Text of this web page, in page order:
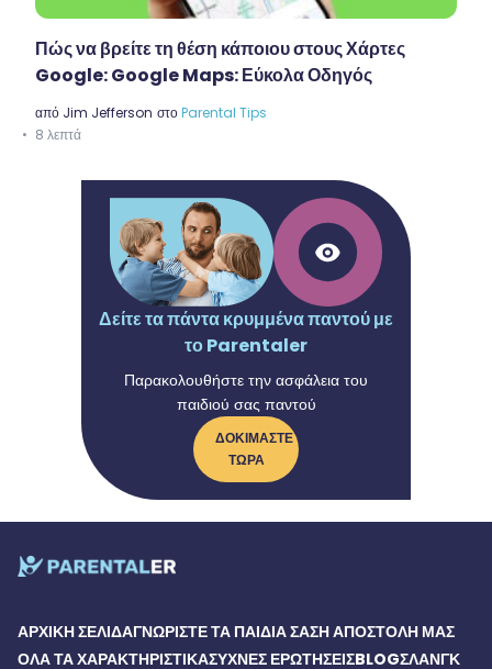
Πώς να βρείτε τη θέση κάποιου στους Χάρτες
Google: Google Maps: Εύκολα Οδηγός
από Jim Jefferson στοParental Tips
8 λεπτά
Δείτε τα πάντα κρυμμένα παντού με
το Parentaler
Παρακολουθήστε την ασφάλεια του
παιδιού σας παντού
ΔΟΚΙΜΆΣΤΕ
ΤΏΡΑ
ΑΡΧΙΚΉ ΣΕΛΊΔΑΓΝΩΡΊΣΤΕ ΤΑ ΠΑΙΔΙΆ ΣΑΣΗ ΑΠΟΣΤΟΛΉ ΜΑΣ
ΌΛΑ ΤΑ ΧΑΡΑΚΤΗΡΙΣΤΙΚΆΣΥΧΝΈΣ ΕΡΩΤΉΣΕΙΣBLOGΣΛΑΝΓΚ